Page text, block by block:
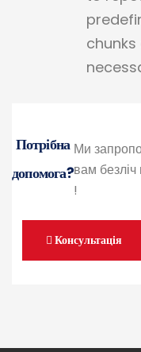
chunks
Потрібна
допомога?
Ми
вам безліч
!
Консультація